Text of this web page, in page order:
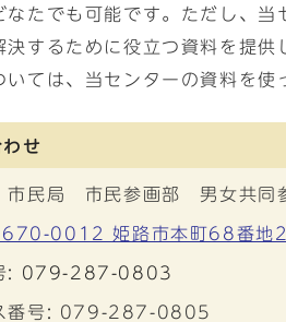
なたでも可能です。ただし、
決するために役立つ資料を提供
いては、当センターの資料を
せ
民局 市民参画部 男女共同参
670-0012 姫路市本町68番地
: 079-287-0803
番号: 079-287-0805